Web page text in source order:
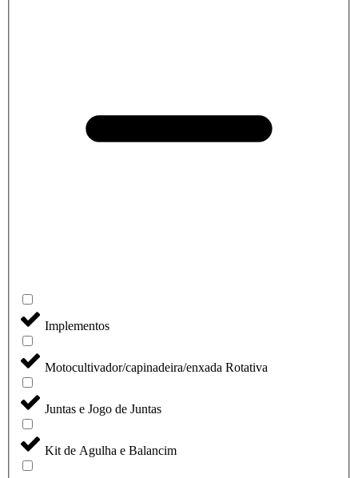
Implementos
Motocultivador/capinadeira/enxada Rotativa
Juntas e Jogo de Juntas
Kit de Agulha e Balancim